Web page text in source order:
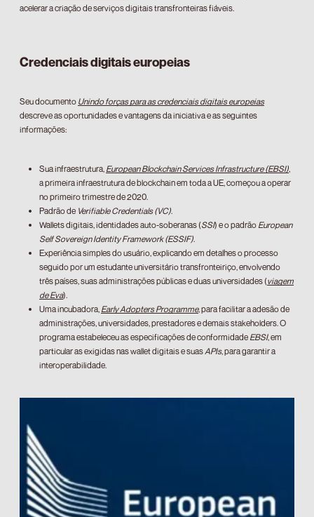
acelerar a criação de serviços digitais transfronteiras fiáveis.
Credenciais digitais europeias
Seu documento Unindo forças para as credenciais digitais europeias
descreve as oportunidades e vantagens da iniciativa e as seguintes
informações:
Sua infraestrutura, European Blockchain Services Infrastructure (EBSI),
a primeira infraestrutura de blockchain em toda a UE, começou a operar
no primeiro trimestre de 2020.
Padrão de Verifiable Credentials ​​(VC).
Wallets digitais, identidades auto-soberanas (SSI) e o padrão European
Self Sovereign Identity Framework (ESSIF).
Experiência simples do usuário, explicando em detalhes o processo
seguido por um estudante universitário transfronteiriço, envolvendo
três países, suas administrações públicas e duas universidades (viagem
de Eva).
Uma incubadora, Early Adopters Programme, para facilitar a adesão de
administrações, universidades, prestadores e demais stakeholders. O
programa estabeleceu as especificações de conformidade EBSI, em
particular as exigidas nas wallet digitais e suas APIs, para garantir a
interoperabilidade.